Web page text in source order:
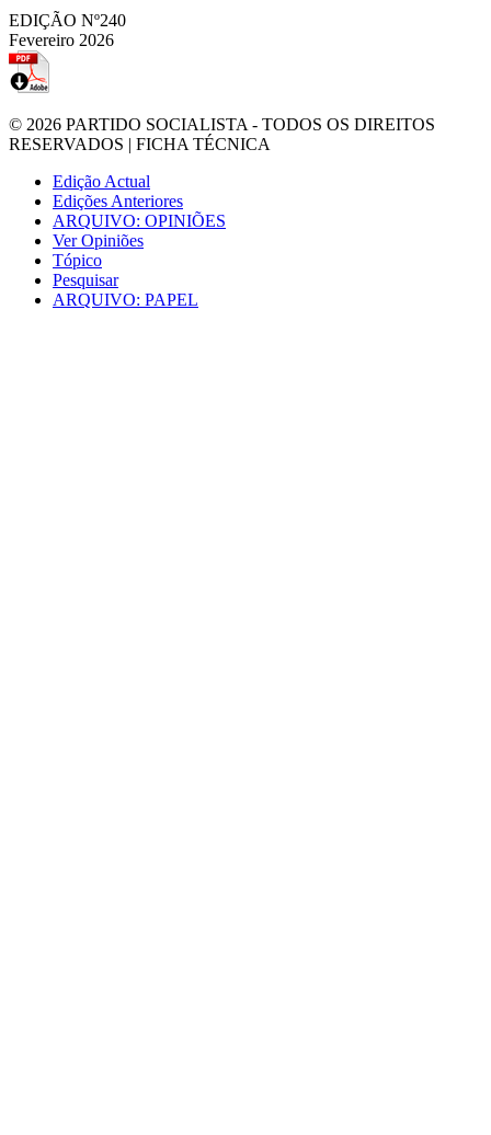
EDIÇÃO Nº240
Fevereiro 2026
© 2026 PARTIDO SOCIALISTA - TODOS OS DIREITOS
RESERVADOS | FICHA TÉCNICA
Edição Actual
Edições Anteriores
ARQUIVO: OPINIÕES
Ver Opiniões
Tópico
Pesquisar
ARQUIVO: PAPEL